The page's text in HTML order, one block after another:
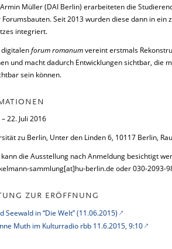
Müller (DAI Berlin) erarbeiteten die
Seit 2013 wurden diese dann in ein
integriert.
digitalenforum romanumvereint erstmals
und macht dadurch Entwicklungen sichtbar, die
sein können.
22. Juli 2016
zu Berlin, Unter den Linden 6, 10117 Berlin,
kann die Ausstellung nach Anmeldung besichtigt
sammlung[at]hu-berlin.de oder 030-2093-
ZUR ERÖFFNUNG
in “Die Welt” (11.06.2015)
Muth im Kulturradio rbb 11.6.2015, 9:10